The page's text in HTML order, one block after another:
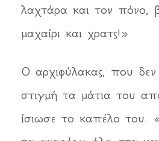
λαχτάρα και τον πόνο,
μαχαίρι και χρατς!»
Ο αρχιφύλακας, που δεν
στιγμή τα μάτια του
ίσιωσε το καπέλο του.